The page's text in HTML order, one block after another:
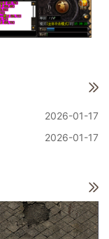
2026-01-17
2026-01-17